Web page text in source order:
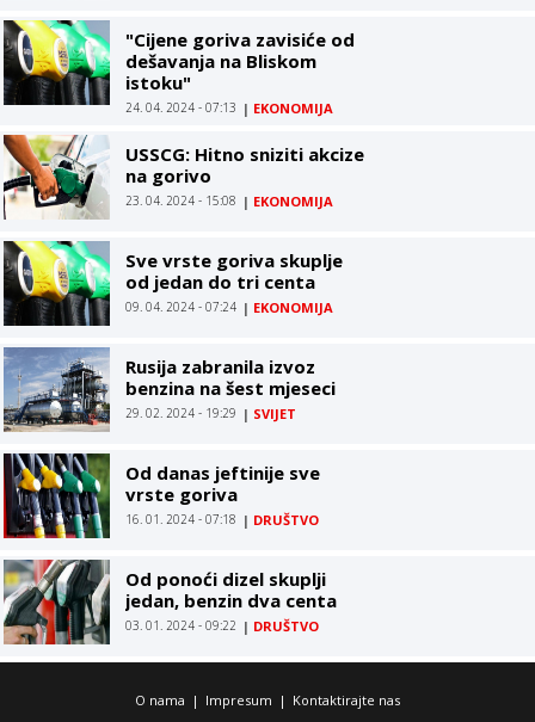
"Cijene goriva zavisiće od
dešavanja na Bliskom
istoku"
24. 04. 2024 - 07:13 | EKONOMIJA
USSCG: Hitno sniziti akcize
na gorivo
23. 04. 2024 - 15:08 | EKONOMIJA
Sve vrste goriva skuplje
od jedan do tri centa
09. 04. 2024 - 07:24 | EKONOMIJA
Rusija zabranila izvoz
benzina na šest mjeseci
29. 02. 2024 - 19:29 | SVIJET
Od danas jeftinije sve
vrste goriva
16. 01. 2024 - 07:18 | DRUŠTVO
Od ponoći dizel skuplji
jedan, benzin dva centa
03. 01. 2024 - 09:22 | DRUŠTVO
O nama | Impresum | Kontaktirajte nas